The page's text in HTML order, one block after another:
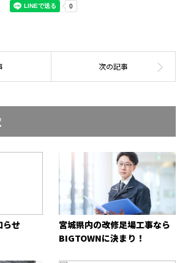
らせ
宮城県内の改修足場工事なら
BIGTOWNに決まり！